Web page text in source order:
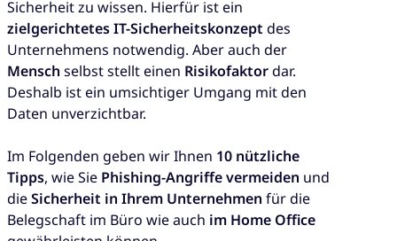
Sicherheit zu wissen. Hierfür ist ein
zielgerichtetes IT-Sicherheitskonzept des
Unternehmens notwendig. Aber auch der
Mensch selbst stellt einen Risikofaktordar.
Deshalb ist ein umsichtiger Umgang mit den
Daten unverzichtbar.
Im Folgenden geben wir Ihnen 10 nützliche
Tipps, wie Sie Phishing-Angriffe vermeiden und
dieSicherheit in Ihrem Unternehmen für die
Belegschaft im Büro wie auch im Home Office